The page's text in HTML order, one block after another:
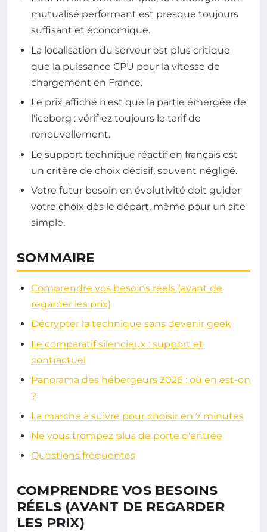
mutualisé performant est presque toujours
suffisant et économique.
La localisation du serveur est plus critique
que la puissance CPU pour la vitesse de
chargement en France.
Le prix affiché n'est que la partie émergée de
l'iceberg : vérifiez toujours le tarif de
renouvellement.
Le support technique réactif en français est
un critère de choix décisif, souvent négligé.
Votre futur besoin en évolutivité doit guider
votre choix dès le départ, même pour un site
simple.
SOMMAIRE
Comprendre vos besoins réels (avant de
regarder les prix)
Décrypter la technique sans devenir geek
Le comparatif silencieux : support et
contractuel
Panorama des hébergeurs 2026 : où en est-on
?
La marche à suivre pour choisir en 7 minutes
Ne vous trompez plus de porte d'entrée
Questions fréquentes
COMPRENDRE VOS BESOINS
RÉELS (AVANT DE REGARDER
LES PRIX)